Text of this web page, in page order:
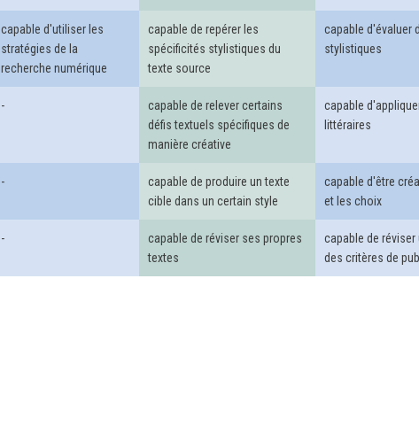
capable d'utiliser les
stratégies de la
recherche numérique
capable de repérer les
spécificités stylistiques du
texte source
capable d'évaluer
stylistiques
-
capable de relever certains
défis textuels spécifiques de
manière créative
capable
littéraires
-
capable de produire un texte
cible dans un certain style
capable d'être
et les choix
-
capable de réviser ses propres
textes
capable de
des critères de